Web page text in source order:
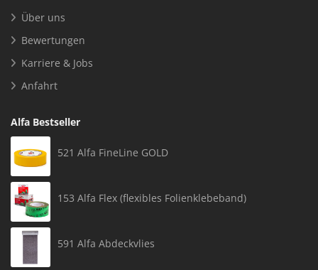
Über uns
Bewertungen
Karriere & Jobs
Anfahrt
Alfa Bestseller
521 Alfa FineLine GOLD
153 Alfa Flex (flexibles Folienklebeband)
591 Alfa Abdeckvlies